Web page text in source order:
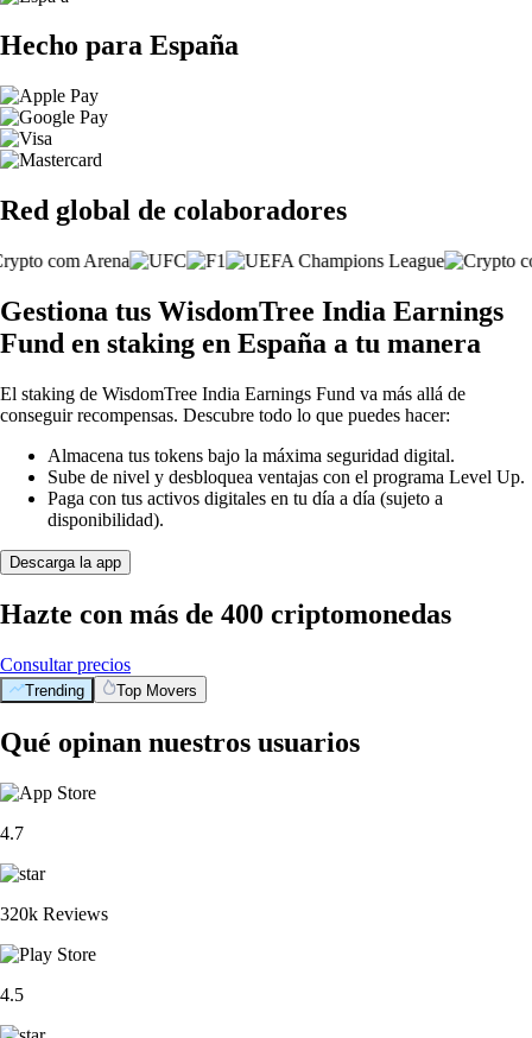
Hecho para España
Red global de colaboradores
Gestiona tus WisdomTree India Earnings
Fund en staking en España a tu manera
El staking de WisdomTree India Earnings Fund va más allá de
conseguir recompensas. Descubre todo lo que puedes hacer:
Almacena tus tokens bajo la máxima seguridad digital.
Sube de nivel y desbloquea ventajas con el programa Level Up.
Paga con tus activos digitales en tu día a día (sujeto a
disponibilidad).
Descarga la app
Hazte con más de 400 criptomonedas
Consultar precios
Trending Top Movers
Qué opinan nuestros usuarios
4.7
320k Reviews
4.5